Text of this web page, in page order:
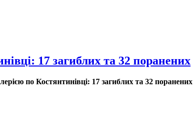
17 загиблих та 32 поранених
по Костянтинівці: 17 загиблих та 32 поранених